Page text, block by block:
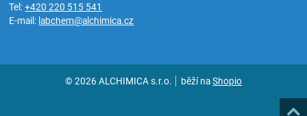
Tel:+420 220 515 541
E-mail: labchem@alchimica.cz
© 2026 ALCHIMICA s.r.o. běží naShopio